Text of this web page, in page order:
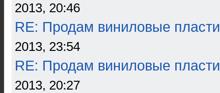
2013, 20:46
RE: Продам виниловые
2013, 23:54
RE: Продам виниловые
2013, 20:27